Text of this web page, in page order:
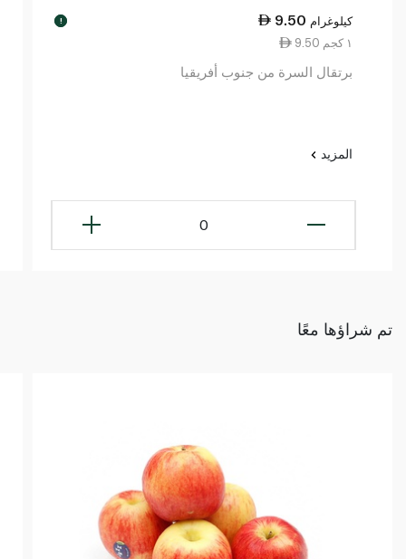
9.50 كيلوغرام !
9.50 ١ كجم
برتقال السرة من جنوب أفريقيا
المزيد
0
تم شراؤها معًا